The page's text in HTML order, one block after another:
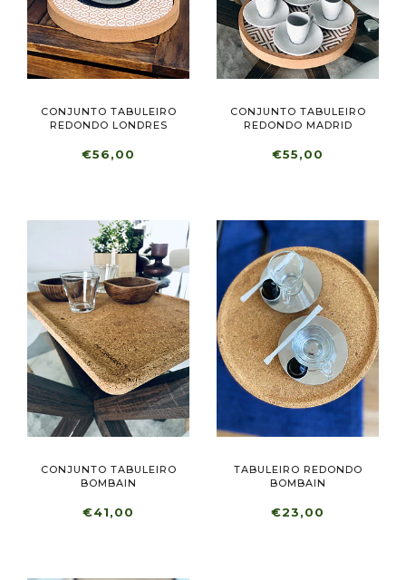
CONJUNTO TABULEIRO
REDONDO LONDRES
€56,00
CONJUNTO TABULEIRO
REDONDO MADRID
€55,00
CONJUNTO TABULEIRO
BOMBAIN
€41,00
TABULEIRO REDONDO
BOMBAIN
€23,00